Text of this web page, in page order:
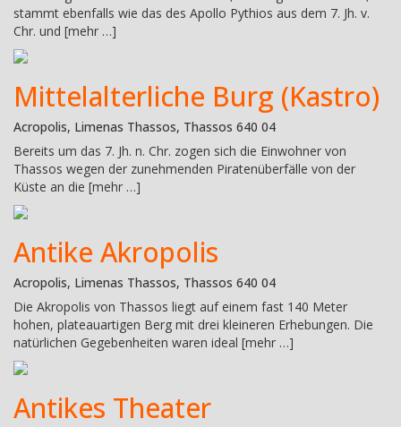
stammt ebenfalls wie das des Apollo Pythios aus dem 7. Jh. v.
Chr. und [mehr …]
Mittelalterliche Burg (Kastro)
Acropolis, Limenas Thassos, Thassos 640 04
Bereits um das 7. Jh. n. Chr. zogen sich die Einwohner von
Thassos wegen der zunehmenden Piratenüberfälle von der
Küste an die [mehr …]
Antike Akropolis
Acropolis, Limenas Thassos, Thassos 640 04
Die Akropolis von Thassos liegt auf einem fast 140 Meter
hohen, plateauartigen Berg mit drei kleineren Erhebungen. Die
natürlichen Gegebenheiten waren ideal [mehr …]
Antikes Theater